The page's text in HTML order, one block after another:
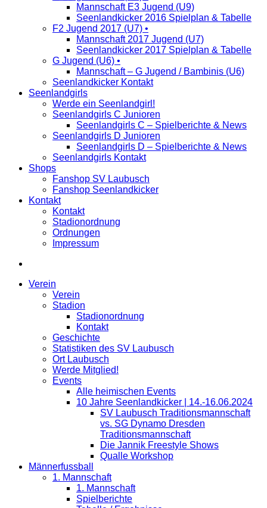
Mannschaft E3 Jugend (U9)
Seenlandkicker 2016 Spielplan & Tabelle
F2 Jugend 2017 (U7) •
Mannschaft 2017 Jugend (U7)
Seenlandkicker 2017 Spielplan & Tabelle
G Jugend (U6) •
Mannschaft – G Jugend / Bambinis (U6)
Seenlandkicker Kontakt
Seenlandgirls
Werde ein Seenlandgirl!
Seenlandgirls C Junioren
Seenlandgirls C – Spielberichte & News
Seenlandgirls D Junioren
Seenlandgirls D – Spielberichte & News
Seenlandgirls Kontakt
Shops
Fanshop SV Laubusch
Fanshop Seenlandkicker
Kontakt
Kontakt
Stadionordnung
Ordnungen
Impressum
Verein
Verein
Stadion
Stadionordnung
Kontakt
Geschichte
Statistiken des SV Laubusch
Ort Laubusch
Werde Mitglied!
Events
Alle heimischen Events
10 Jahre Seenlandkicker | 14.-16.06.2024
SV Laubusch Traditionsmannschaft
vs. SG Dynamo Dresden
Traditionsmannschaft
Die Jannik Freestyle Shows
Qualle Workshop
Männerfussball
1. Mannschaft
1. Mannschaft
Spielberichte